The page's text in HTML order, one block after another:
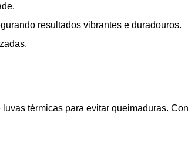
resultados vibrantes e duradouros.
térmicas para evitar queimaduras.